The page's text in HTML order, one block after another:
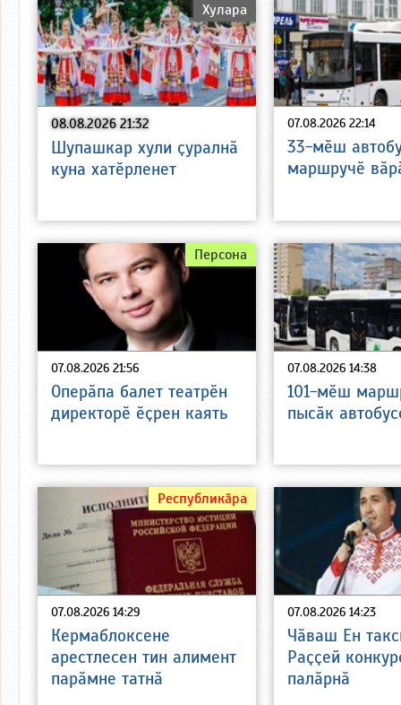
08.08.2026 21:32
Хулара
Шупашкар хули ҫуралнӑ
куна хатӗрленет
07.08.2026 22:14
33-мӗш
маршручӗ
07.08.2026 21:56
Персона
Оперӑпа балет театрӗн
директорӗ ӗҫрен каять
07.08.2026 14:38
101-мӗш
пысӑк
07.08.2026 14:29
Республикӑра
Кермаблоксене
арестлесен тин алимент
парӑмне татнӑ
07.08.2026 14:23
Чӑваш Ен
Раҫҫей
палӑрнӑ